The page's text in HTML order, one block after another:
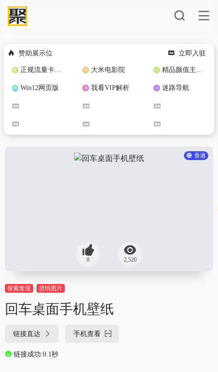
赞助展示位 立即入驻
正规流量卡免费加盟合作 大米电影院 精品颜值主播定制
Win12网页版 我看VIP解析 迷路导航
香港
8 2,520
探索发现 壁纸图片
回车桌面手机壁纸
链接直达 手机查看
链接成功:0.1秒